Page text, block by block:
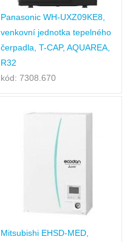
Panasonic WH-UXZ09KE8,
venkovní jednotka tepelného
čerpadla, T-CAP, AQUAREA,
R32
kód: 7308.670
Mitsubishi EHSD-MED,